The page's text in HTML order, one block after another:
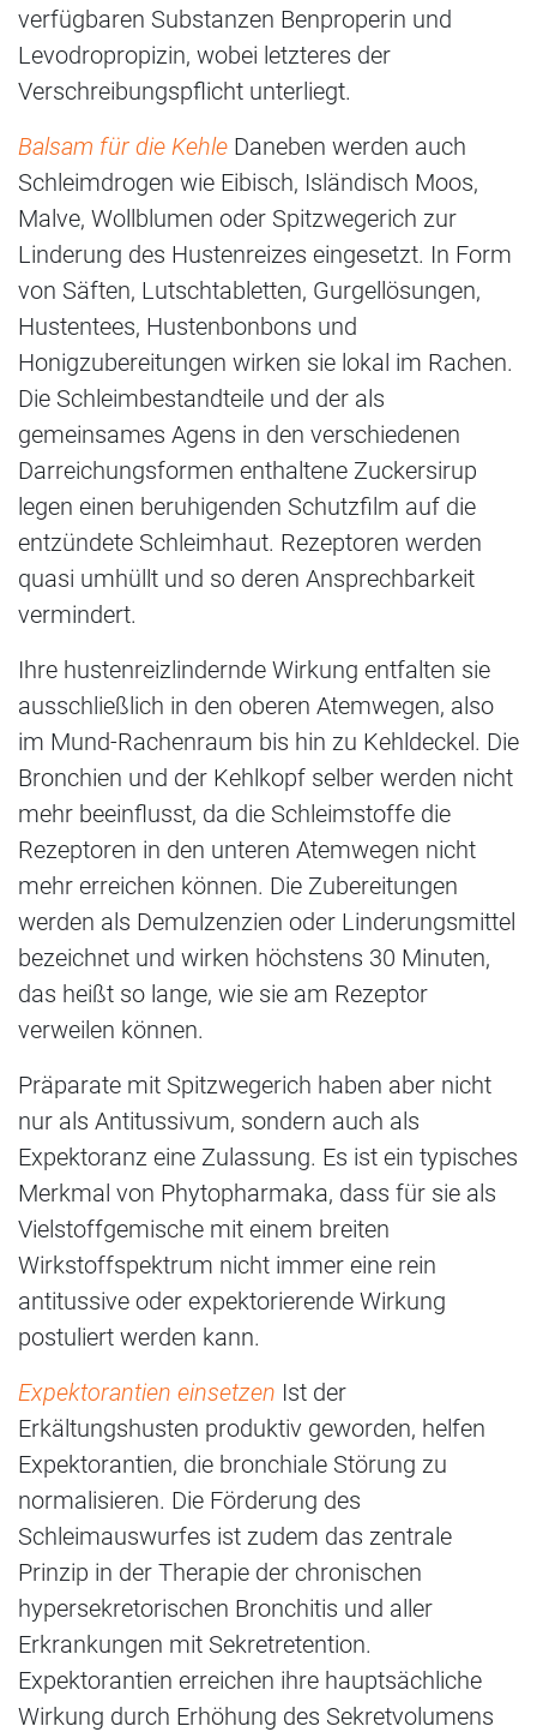
verfügbaren Substanzen Benproperin und
Levodropropizin, wobei letzteres der
Verschreibungspflicht unterliegt.
Balsam für die Kehle Daneben werden auch
Schleimdrogen wie Eibisch, Isländisch Moos,
Malve, Wollblumen oder Spitzwegerich zur
Linderung des Hustenreizes eingesetzt. In Form
von Säften, Lutschtabletten, Gurgellösungen,
Hustentees, Hustenbonbons und
Honigzubereitungen wirken sie lokal im Rachen.
Die Schleimbestandteile und der als
gemeinsames Agens in den verschiedenen
Darreichungsformen enthaltene Zuckersirup
legen einen beruhigenden Schutzfilm auf die
entzündete Schleimhaut. Rezeptoren werden
quasi umhüllt und so deren Ansprechbarkeit
vermindert.
Ihre hustenreizlindernde Wirkung entfalten sie
ausschließlich in den oberen Atemwegen, also
im Mund-Rachenraum bis hin zu Kehldeckel. Die
Bronchien und der Kehlkopf selber werden nicht
mehr beeinflusst, da die Schleimstoffe die
Rezeptoren in den unteren Atemwegen nicht
mehr erreichen können. Die Zubereitungen
werden als Demulzenzien oder Linderungsmittel
bezeichnet und wirken höchstens 30 Minuten,
das heißt so lange, wie sie am Rezeptor
verweilen können.
Präparate mit Spitzwegerich haben aber nicht
nur als Antitussivum, sondern auch als
Expektoranz eine Zulassung. Es ist ein typisches
Merkmal von Phytopharmaka, dass für sie als
Vielstoffgemische mit einem breiten
Wirkstoffspektrum nicht immer eine rein
antitussive oder expektorierende Wirkung
postuliert werden kann.
Expektorantien einsetzen Ist der
Erkältungshusten produktiv geworden, helfen
Expektorantien, die bronchiale Störung zu
normalisieren. Die Förderung des
Schleimauswurfes ist zudem das zentrale
Prinzip in der Therapie der chronischen
hypersekretorischen Bronchitis und aller
Erkrankungen mit Sekretretention.
Expektorantien erreichen ihre hauptsächliche
Wirkung durch Erhöhung des Sekretvolumens